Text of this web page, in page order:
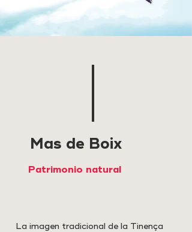
Mas de Boix
Patrimonio natural
La imagen tradicional de la Tinença